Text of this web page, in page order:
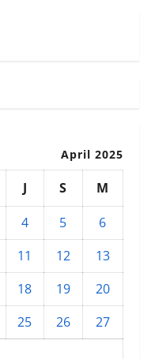
April 2025
J S
M
4 5
6
11 12
13
18 19
20
25 26
27